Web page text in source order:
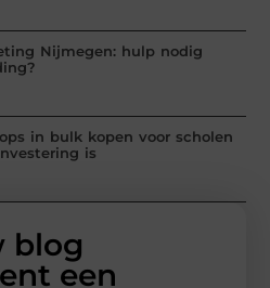
Nijmegen: hulp nodig
in bulk kopen voor scholen
is
blog
een